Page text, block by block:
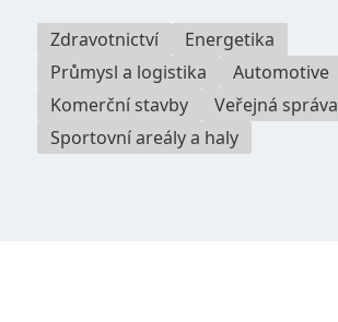
Zdravotnictví
Energetika
Průmysl a logistika
Automotive
Komerční stavby
Veřejná správa
Sportovní areály a haly